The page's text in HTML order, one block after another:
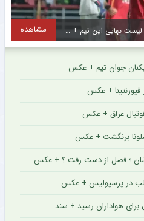
ستاره ایرانی شباب الاهلی منتظر شروع فصل و گلزنی دوباره + عکس مشاهده
جوان تیم + عکس
فیورنتینا + عکس
عراق + عکس
برنگشت + عکس
؛ فصل از دست رفت ؟ + عکس
در پرسپولیس + عکس
هواداران رسید + سند